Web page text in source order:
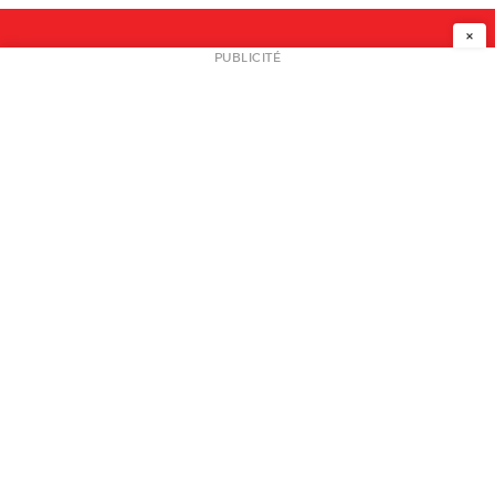
NEWSLETTER
×
PUBLICITÉ